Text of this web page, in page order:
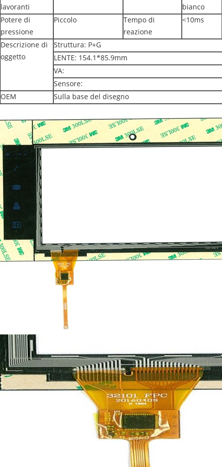
lavoranti
bianco
Potere di
pressione
Piccolo
Tempo di
reazione
<10ms
Descrizione di
oggetto
Struttura: P+G
LENTE: 154.1*85.9mm
VA:
Sensore:
OEM
Sulla base del disegno